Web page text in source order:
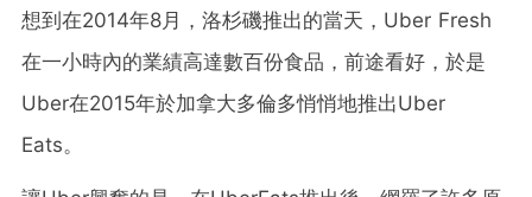
想到在2014年8月，洛杉磯推出的當天，Uber Fresh
在一小時內的業績高達數百份食品，前途看好，於是
Uber在2015年於加拿大多倫多悄悄地推出Uber
Eats。